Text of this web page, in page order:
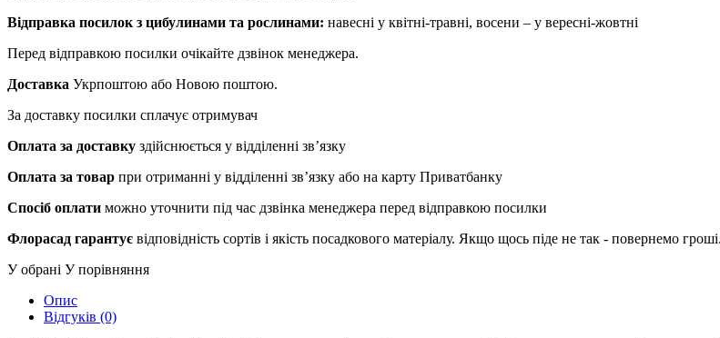
Відправка посилок з цибулинами та рослинами: навесні у квітні-травні, восени – у вересні-жовтні
Перед відправкою посилки очікайте дзвінок менеджера.
Доставка Укрпоштою або Новою поштою.
За доставку посилки сплачує отримувач
Оплата за доставку здійснюється у відділенні зв’язку
Оплата за товар при отриманні у відділенні зв’язку або на карту Приватбанку
Спосіб оплати можно уточнити під час дзвінка менеджера перед відправкою посилки
Флорасад гарантує відповідність сортів і якість посадкового матеріалу. Якщо щось піде не так - повернемо
У обрані У порівняння
Опис
Відгуків (0)